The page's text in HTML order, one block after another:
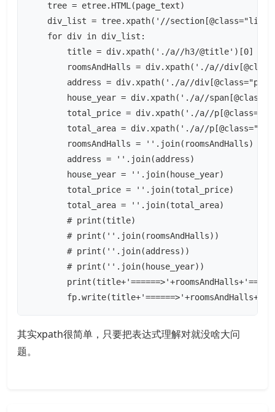
tree = etree.HTML(page_text)
div_list = tree.xpath('//
for div in div_list:
title = div.xpath('./a//h3/@title')[0]
roomsAndHalls = div.xpath('./a//
address = div.xpath('./a//
house_year = div.xpath('./a//
total_price = div.xpath('./a//
total_area = div.xpath('./a//
roomsAndHalls = ''.join(roomsAndHalls)
address = ''.join(address)
house_year = ''.join(house_year)
total_price = ''.join(total_price)
total_area = ''.join(total_area)
# print(title)
# print(''.join(roomsAndHalls))
# print(''.join(address))
# print(''.join(house_year))
其实xpath很简单，只要把表达式理解对就没啥大问
题。